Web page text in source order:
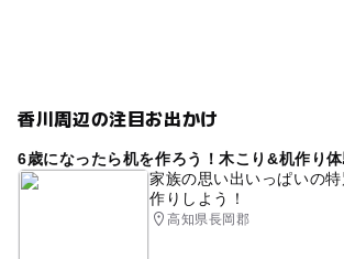
香川周辺の注目お出かけ
6歳になったら机を作ろう！木こり&机作り
家族の思い出いっぱいの
作りしよう！
高知県長岡郡